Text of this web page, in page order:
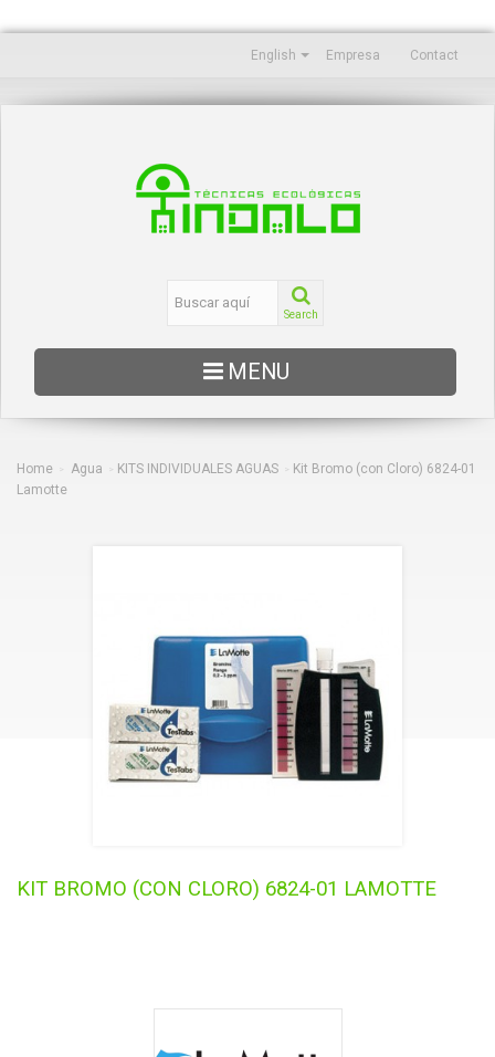
Contact
Empresa
English
Search
MENU
EDUCACIÓN
OCEANOGRAFÍA
Home > Agua > KITS INDIVIDUALES AGUAS >
Kit Bromo (con Cloro) 6824-01
Lamotte
KIT BROMO (CON CLORO) 6824-01 LAMOTTE